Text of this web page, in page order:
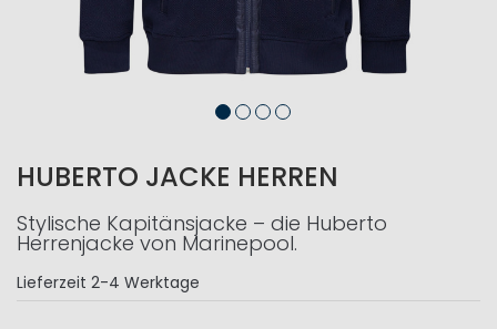
HUBERTO JACKE HERREN
Stylische Kapitänsjacke – die Huberto
Herrenjacke von Marinepool.
Lieferzeit 2-4 Werktage